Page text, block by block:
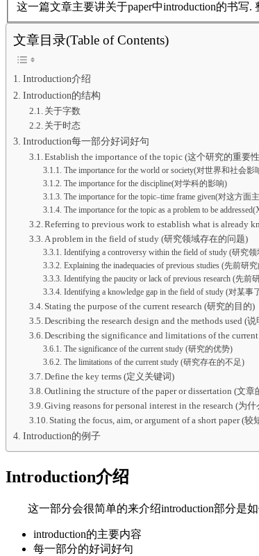
这一篇文章主要讲关于paper中introduction的书写
文章目录(Table of Contents)
Introduction介绍
Introduction的结构
关于字数
关于时态
Introduction每一部分好词好句
Establish the importance of the topic (这个研究的重要
The importance for the world or society(对世界和社会影
The importance for the discipline(对学科的影响)
The importance for the topic–time frame given(对这方
The importance for the topic as a problem to be
Referring to previous work to establish what is already
A problem in the field of study (研究领域存在的问题)
Identifying a controversy within the field of study (研究
Explaining the inadequacies of previous studies (先前研
Identifying the paucity or lack of previous research (先前
Identifying a knowledge gap in the field of study (对某事
Stating the purpose of the current research (研究的目的)
Describing the research design and the methods used (
Describing the significance and limitations of the
The significance of the current study (研究的优势)
The limitations of the current study (研究存在的不足)
Define the key terms (定义关键词)
Outlining the structure of the paper or dissertation (文章
Giving reasons for personal interest in the research (为
Stating the focus, aim, or argument of a short paper (
Introduction的例子
Introduction介绍
这一部分会很简单的来介绍introduction部分是
introduction的主要内容
每一部分的好词好句